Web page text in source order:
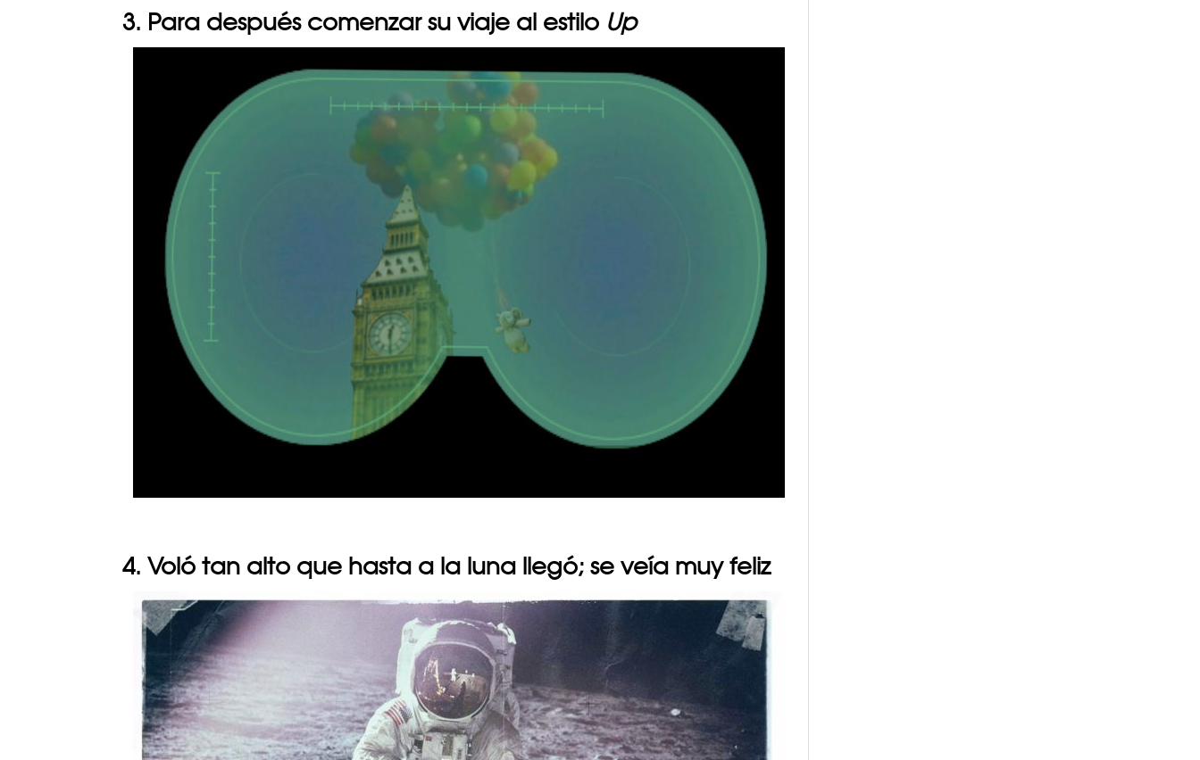
3. Para después comenzar su viaje al estilo Up
4. Voló tan alto que hasta a la luna llegó; se veía muy feliz